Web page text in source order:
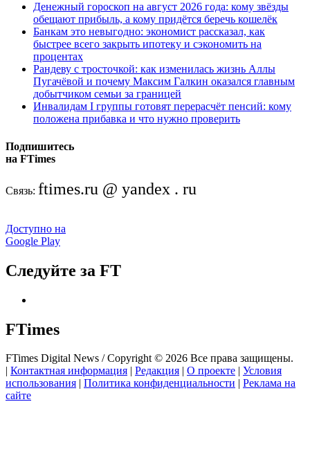
Денежный гороскоп на август 2026 года: кому звёзды
обещают прибыль, а кому придётся беречь кошелёк
Банкам это невыгодно: экономист рассказал, как
быстрее всего закрыть ипотеку и сэкономить на
процентах
Рандеву с тросточкой: как изменилась жизнь Аллы
Пугачёвой и почему Максим Галкин оказался главным
добытчиком семьи за границей
Инвалидам I группы готовят перерасчёт пенсий: кому
положена прибавка и что нужно проверить
Подпишитесь
на FTimes
Связь: ftimes.ru @ yandex . ru
Доступно на
Google Play
Следуйте за FT
FTimes
FTimes Digital News / Copyright © 2026 Все права защищены.
Контактная информация Редакция О проекте
Условия
использования
Политика конфиденциальности
Реклама на
сайте